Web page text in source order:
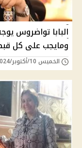
البابا تواضروس
ومايجب على كل
الخميس 10/أكتوبر/2024 - 12:25 ص